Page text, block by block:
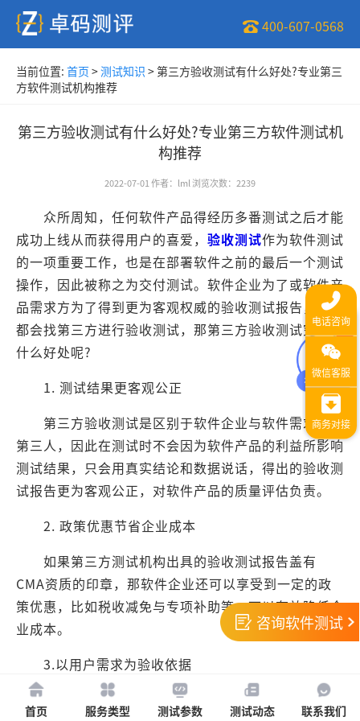
400-607-0568
当前位置: 首页 >测试知识 >第三方验收测试有什么好处?专业第三
方软件测试机构推荐
第三方验收测试有什么好处?专业第三方软件测试机
构推荐
2022-07-01 作者： lml 浏览次数： 2239
众所周知，任何软件产品得经历多番测试之后才能
成功上线从而获得用户的喜爱， 验收测试作为软件测试
的一项重要工作，也是在部署软件之前的最后一个测试
操作，因此被称之为交付测试。软件企业为了或软件产
品需求方为了得到更为客观权威的验收测试报告，一般
都会找第三方进行验收测试，那第三方验收测试究竟有
什么好处呢?
1. 测试结果更客观公正
第三方验收测试是区别于软件企业与软件需求方的
第三人，因此在测试时不会因为软件产品的利益所影响
测试结果，只会用真实结论和数据说话，得出的验收测
试报告更为客观公正，对软件产品的质量评估负责。
2. 政策优惠节省企业成本
如果第三方测试机构出具的验收测试报告盖有
CMA资质的印章，那软件企业还可以享受到一定的政
策优惠，比如税收减免与专项补助等，可以有效降低企
业成本。
3.以用户需求为验收依据
验收测试的标准是用户需求，这可以通过用户需求
咨询软件测试
首页 服务类型 测试参数 测试动态 联系我们